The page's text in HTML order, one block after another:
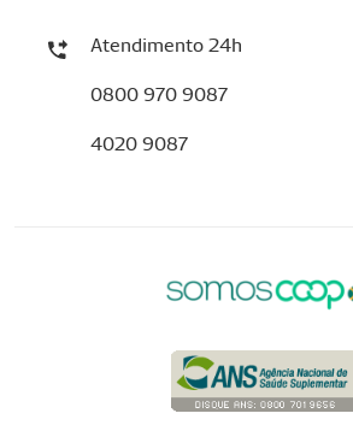
Atendimento 24h
0800 970 9087
4020 9087